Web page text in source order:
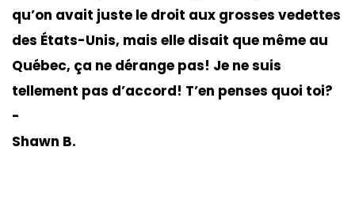
qu’on avait juste le droit aux grosses vedettes
des États-Unis, mais elle disait que même au
Québec, ça ne dérange pas! Je ne suis
tellement pas d’accord! T’en penses quoi toi?
-
Shawn B.